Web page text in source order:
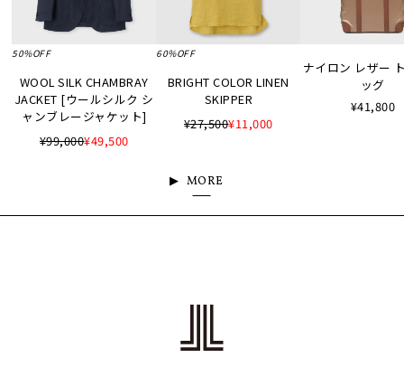
50%OFF
WOOL SILK CHAMBRAY
JACKET [ウールシルク シ
ャンブレージャケット]
¥99,000¥49,500
60%OFF
BRIGHT COLOR LINEN
SKIPPER
¥27,500¥11,000
ナイロン レザー
ッグ
¥41,800
MORE